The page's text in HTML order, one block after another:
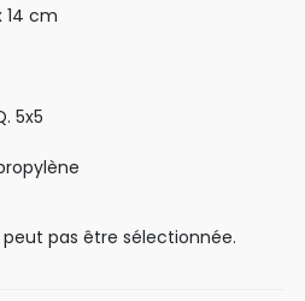
14 cm
5x5
peut pas être sélectionnée.